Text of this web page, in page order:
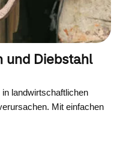
und Diebstahl
landwirtschaftlichen
Mit einfachen